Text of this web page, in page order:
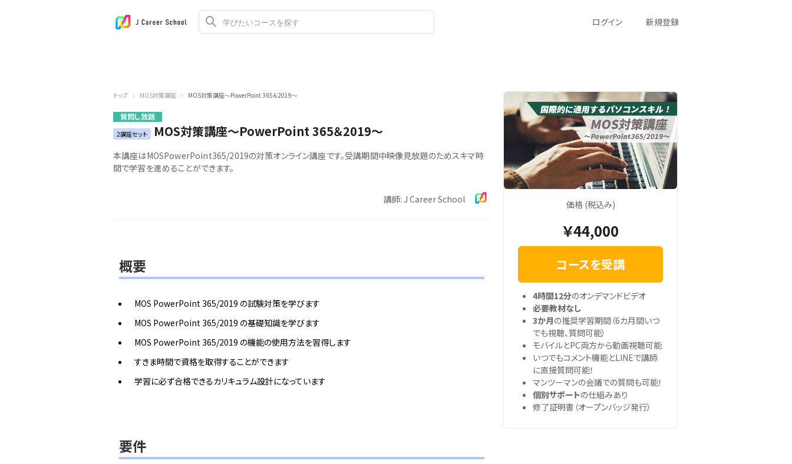
ログイン
ログイン
新規登録
トップ MOS対策講座 MOS対策講座～PowerPoint 365＆2019～
質問し放題
2講座セット MOS対策講座～PowerPoint 365＆2019～
本講座はMOSPowerPoint365/2019の対策オンライン講座です。受講期間中映像見放題のためスキマ時
間で学習を進めることができます。
講師: J Career School
概要
MOS PowerPoint 365/2019 の試験対策を学びます
MOS PowerPoint 365/2019 の基礎知識を学びます
MOS PowerPoint 365/2019 の機能の使用方法を習得します
すきま時間で資格を取得することができます
学習に必ず合格できるカリキュラム設計になっています
要件
価格 (税込み)
￥44,000
コースを受講
4時間12分のオンデマンドビデオ
必要教材なし
3か月の推奨学習期間（6カ月間いつ
でも視聴、質問可能）
モバイルとPC両方から動画視聴可能
いつでもコメント機能とLINEで講師
に直接質問可能！
マンツーマンの会議での質問も可能！
個別サポートの仕組みあり
修了証明書（オープンバッジ発行）